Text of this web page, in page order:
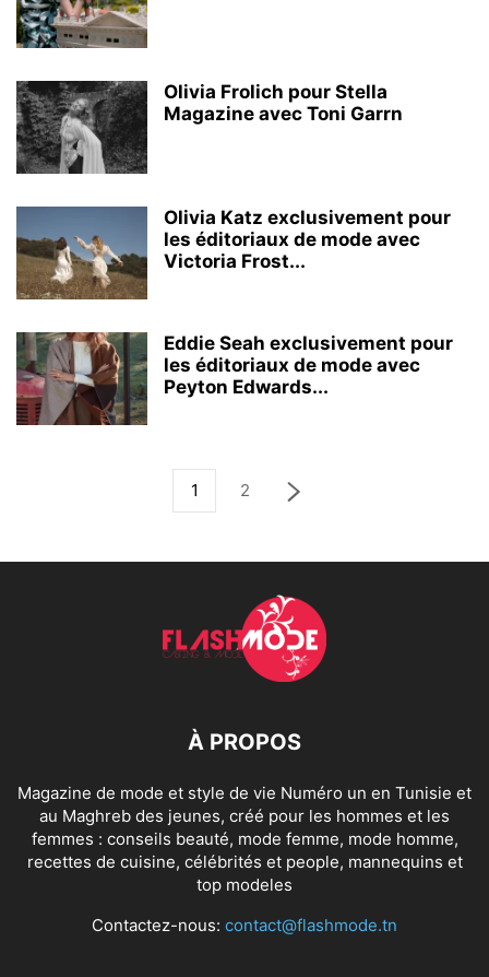
Olivia Frolich pour Stella
Magazine avec Toni Garrn
Olivia Katz exclusivement pour
les éditoriaux de mode avec
Victoria Frost...
Eddie Seah exclusivement pour
les éditoriaux de mode avec
Peyton Edwards...
1 2
À PROPOS
Magazine de mode et style de vie Numéro un en Tunisie et
au Maghreb des jeunes, créé pour les hommes et les
femmes : conseils beauté, mode femme, mode homme,
recettes de cuisine, célébrités et people, mannequins et
top modeles
Contactez-nous: contact@flashmode.tn